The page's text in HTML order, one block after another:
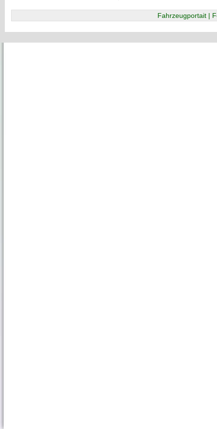
Fahrzeugportait |